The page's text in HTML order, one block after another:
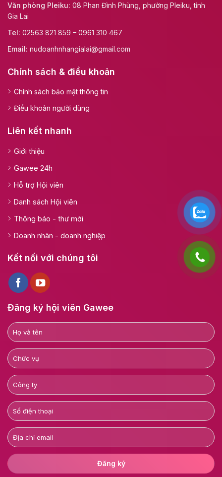
Văn phòng Pleiku: 08 Phan Đình Phùng, phường Pleiku, tỉnh
Gia Lai
Tel: 02563 821 859 – 0961 310 467
Email: nudoanhnhangialai@gmail.com
Chính sách & điều khoản
Chính sách bảo mật thông tin
Điều khoản người dùng
Liên kết nhanh
Giới thiệu
Gawee 24h
Hỗ trợ Hội viên
Danh sách Hội viên
Thông báo - thư mời
Doanh nhân - doanh nghiệp
Kết nối với chúng tôi
Đăng ký hội viên Gawee